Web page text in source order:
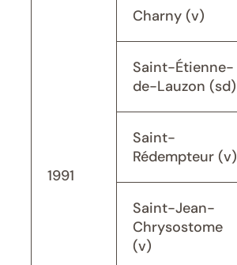
1991
Charny (v)
Saint-Étienne-
de-Lauzon (sd)
Saint-
Rédempteur (v)
Saint-Jean-
Chrysostome
(v)